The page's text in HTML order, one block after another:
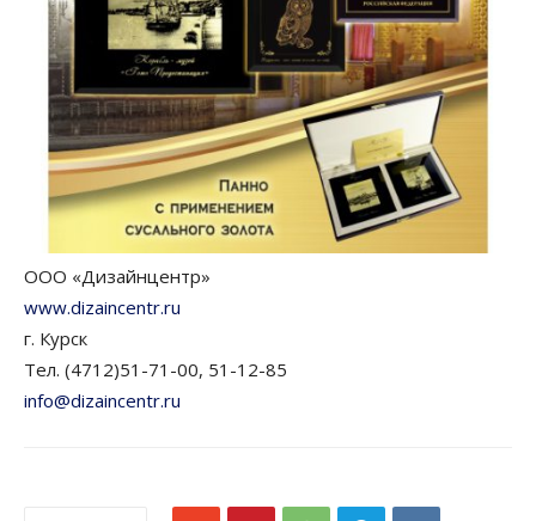
ООО «Дизайнцентр»
www.dizaincentr.ru
г. Курск
Тел. (4712)51-71-00, 51-12-85
info@dizaincentr.ru